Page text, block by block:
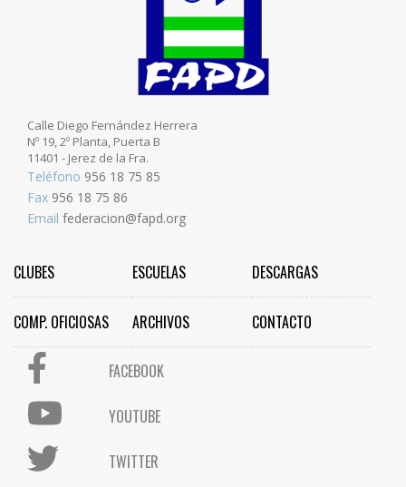
Calle Diego Fernández Herrera
Nº 19, 2º Planta, Puerta B
11401 - Jerez de la Fra.
Teléfono 956 18 75 85
Fax 956 18 75 86
Email federacion@fapd.org
CLUBES ESCUELAS DESCARGAS
COMP. OFICIOSAS ARCHIVOS CONTACTO
FACEBOOK
YOUTUBE
TWITTER